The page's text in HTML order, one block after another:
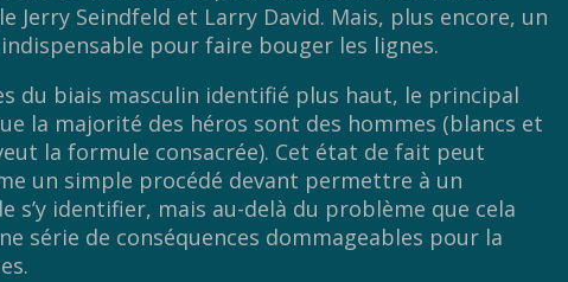
Jerry Seindfeld et Larry David. Mais, plus encore, un
pour faire bouger les lignes.
du biais masculin identifié plus haut, le principal
la majorité des héros sont des hommes (blancs et
la formule consacrée). Cet état de fait peut
un simple procédé devant permettre à un
s’y identifier, mais au-delà du problème que cela
série de conséquences dommageables pour la